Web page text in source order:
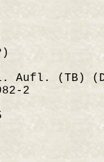
Aufl. (TB)
2